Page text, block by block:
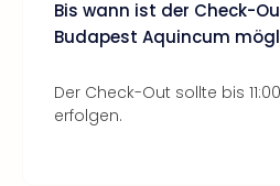
Bis wann ist der Check-
Budapest Aquincum
Der Check-Out sollte bis
erfolgen.